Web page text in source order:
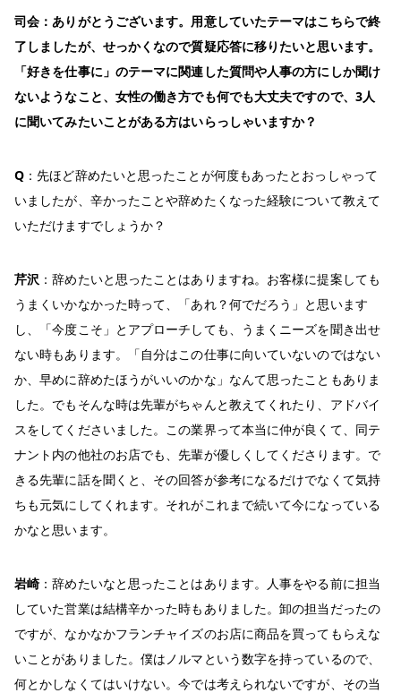
司会：ありがとうございます。用意していたテーマはこちらで終
了しましたが、せっかくなので質疑応答に移りたいと思います。
「好きを仕事に」のテーマに関連した質問や人事の方にしか聞け
ないようなこと、女性の働き方でも何でも大丈夫ですので、 3人
に聞いてみたいことがある方はいらっしゃいますか？
Q ：先ほど辞めたいと思ったことが何度もあったとおっしゃって
いましたが、辛かったことや辞めたくなった経験について教えて
いただけますでしょうか？
芹沢 ：辞めたいと思ったことはありますね。お客様に提案しても
うまくいかなかった時って、「あれ？何でだろう」と思います
し、「今度こそ」とアプローチしても、うまくニーズを聞き出せ
ない時もあります。「自分はこの仕事に向いていないのではない
か、早めに辞めたほうがいいのかな」なんて思ったこともありま
した。でもそんな時は先輩がちゃんと教えてくれたり、アドバイ
スをしてくださいました。この業界って本当に仲が良くて、同テ
ナント内の他社のお店でも、先輩が優しくしてくださります。で
きる先輩に話を聞くと、その回答が参考になるだけでなくて気持
ちも元気にしてくれます。それがこれまで続いて今になっている
かなと思います。
岩崎 ：辞めたいなと思ったことはあります。人事をやる前に担当
していた営業は結構辛かった時もありました。卸の担当だったの
ですが、なかなかフランチャイズのお店に商品を買ってもらえな
いことがありました。僕はノルマという数字を持っているので、
何とかしなくてはいけない。今では考えられないですが、その当